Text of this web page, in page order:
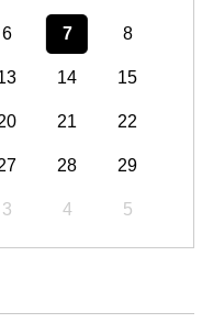
6 7 8
14 15
21 22
28 29
3 4 5